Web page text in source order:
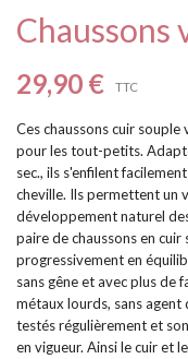
Chaussons
29,90 € TTC
Ces chaussons cuir
pour les tout-petits.
sec., ils s'enfilent
cheville. Ils permettent un
développement naturel
paire de chaussons en
progressivement en
sans gêne et avec plus de
métaux lourds, sans
testés régulièrement et
en vigueur. Ainsi le cuir et